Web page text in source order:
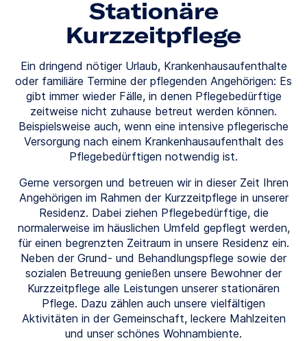
Stationäre
Kurzzeitpflege
Ein dringend nötiger Urlaub, Krankenhausaufenthalte
oder familiäre Termine der pflegenden Angehörigen: Es
gibt immer wieder Fälle, in denen Pflegebedürftige
zeitweise nicht zuhause betreut werden können.
Beispielsweise auch, wenn eine intensive pflegerische
Versorgung nach einem Krankenhausaufenthalt des
Pflegebedürftigen notwendig ist.
Gerne versorgen und betreuen wir in dieser Zeit Ihren
Angehörigen im Rahmen der Kurzzeitpflege in unserer
Residenz. Dabei ziehen Pflegebedürftige, die
normalerweise im häuslichen Umfeld gepflegt werden,
für einen begrenzten Zeitraum in unsere Residenz ein.
Neben der Grund- und Behandlungspflege sowie der
sozialen Betreuung genießen unsere Bewohner der
Kurzzeitpflege alle Leistungen unserer stationären
Pflege. Dazu zählen auch unsere vielfältigen
Aktivitäten in der Gemeinschaft, leckere Mahlzeiten
und unser schönes Wohnambiente.